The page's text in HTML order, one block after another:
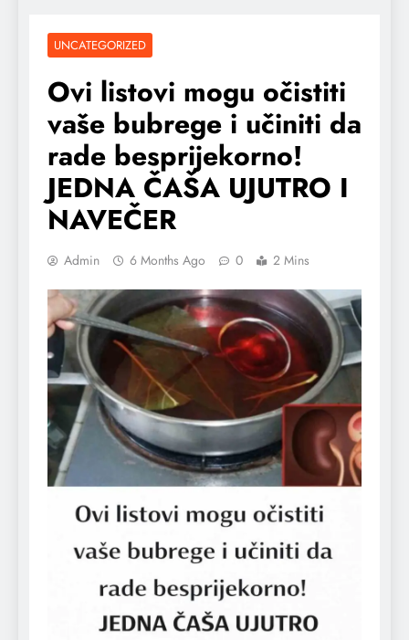
UNCATEGORIZED
Ovi listovi mogu očistiti
vaše bubrege i učiniti da
rade besprijekorno!
JEDNA ČAŠA UJUTRO I
NAVEČER
Admin 6 Months Ago 0 2 Mins